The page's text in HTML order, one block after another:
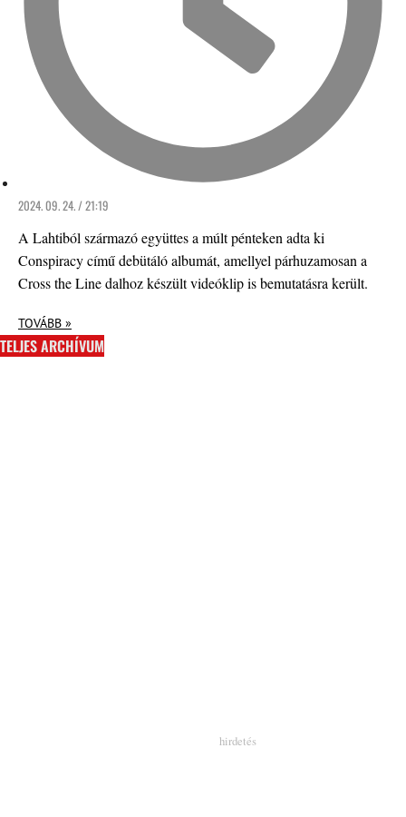
2024. 09. 24. / 21:19
A Lahtiból származó együttes a múlt pénteken adta ki
Conspiracy című debütáló albumát, amellyel párhuzamosan a
Cross the Line dalhoz készült videóklip is bemutatásra került.
TOVÁBB »
TELJES ARCHÍVUM